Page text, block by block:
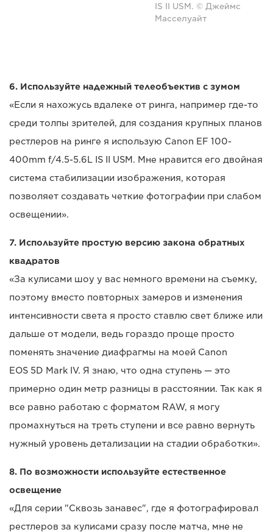
IS II USM. © Джеймс
Масселуайт
6. Используйте надежный телеобъектив с зумом
«Если я нахожусь вдалеке от ринга, например где-то
среди толпы зрителей, для создания крупных планов
рестлеров на ринге я использую Canon EF 100-
400mm f/4.5-5.6L IS II USM. Мне нравится его двойная
система стабилизации изображения, которая
позволяет создавать четкие фотографии при слабом
освещении».
7. Используйте простую версию закона обратных
квадратов
«За кулисами шоу у вас немного времени на съемку,
поэтому вместо повторных замеров и изменения
интенсивности света я просто ставлю свет ближе или
дальше от модели, ведь гораздо проще просто
поменять значение диафрагмы на моей Canon
EOS 5D Mark IV. Я знаю, что одна ступень — это
примерно один метр разницы в расстоянии. Так как я
все равно работаю с форматом RAW, я могу
промахнуться на треть ступени и все равно вернуть
нужный уровень детализации на стадии обработки».
8. По возможности используйте естественное
освещение
«Для серии "Сквозь занавес", где я фотографировал
рестлеров за кулисами сразу после матча, мне не